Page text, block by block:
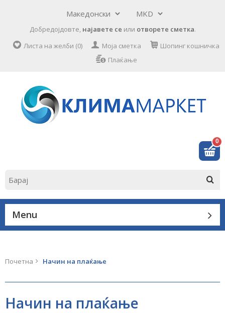
Добредојдовте, најавете се или отворете сметка.
Листа на желби (0)
Моја сметка
Шопинг кошничка
Плаќање
0
Menu
Почетна Начин на плаќање
Начин на плаќање